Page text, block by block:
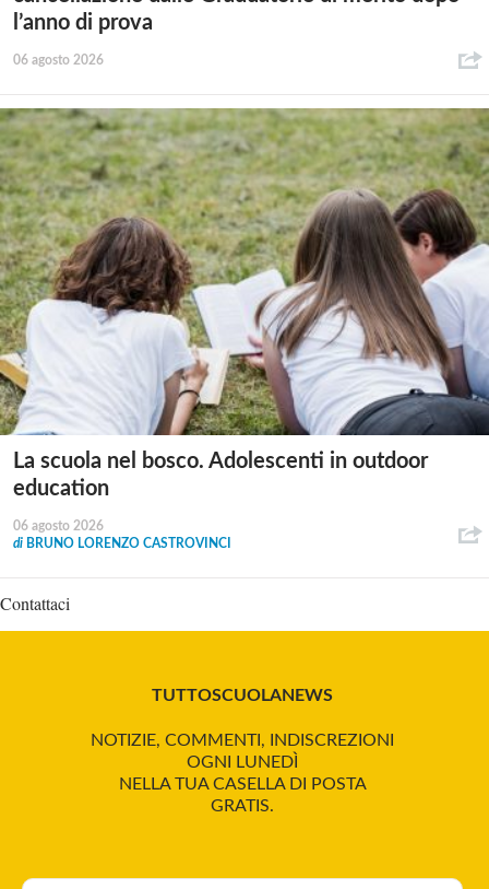
l’anno di prova
06 agosto 2026
La scuola nel bosco. Adolescenti in outdoor
education
06 agosto 2026
di BRUNO LORENZO CASTROVINCI
Contattaci
TUTTOSCUOLANEWS
NOTIZIE, COMMENTI, INDISCREZIONI
OGNI LUNEDÌ
NELLA TUA CASELLA DI POSTA
GRATIS.